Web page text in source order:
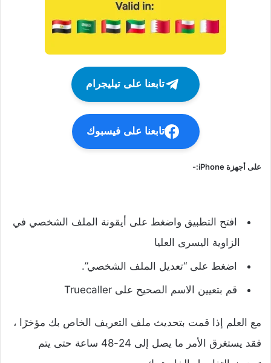
تابعنا على تيليجرام
تابعنا على فيسبوك
على أجهزة iPhone:-
افتح التطبيق واضغط على أيقونة الملف الشخصي في
الزاوية اليسرى العليا
اضغط على “تعديل الملف الشخصي”.
قم بتعيين الاسم الصحيح على Truecaller
مع العلم إذا قمت بتحديث ملف التعريف الخاص بك مؤخرًا ،
فقد يستغرق الأمر ما يصل إلى 24-48 ساعة حتى يتم